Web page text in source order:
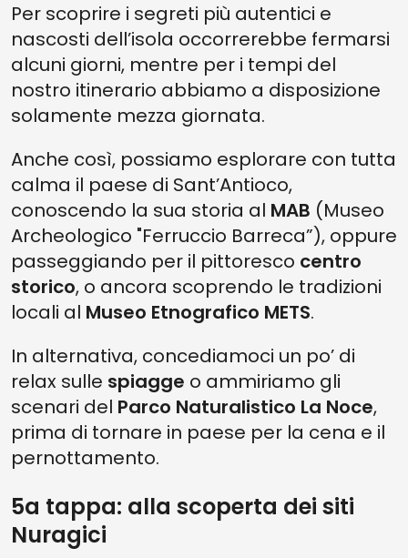
Per scoprire i segreti più autentici e
nascosti dell’isola occorrerebbe fermarsi
alcuni giorni, mentre per i tempi del
nostro itinerario abbiamo a disposizione
solamente mezza giornata.
Anche così, possiamo esplorare con tutta
calma il paese di Sant’Antioco,
conoscendo la sua storia al MAB (Museo
Archeologico "Ferruccio Barreca”), oppure
passeggiando per il pittoresco centro
storico, o ancora scoprendo le tradizioni
locali al Museo Etnografico METS.
In alternativa, concediamoci un po’ di
relax sulle spiagge o ammiriamo gli
scenari del Parco Naturalistico La Noce,
prima di tornare in paese per la cena e il
pernottamento.
5a tappa: alla scoperta dei siti
Nuragici